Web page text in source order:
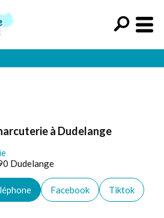
à Dudelange
Dudelange
Facebook
Tiktok